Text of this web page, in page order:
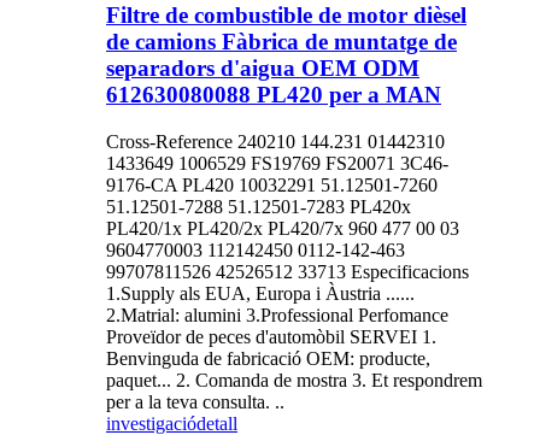
Filtre de combustible de motor dièsel
de camions Fàbrica de muntatge de
separadors d'aigua OEM ODM
612630080088 PL420 per a MAN
Cross-Reference 240210 144.231 01442310
1433649 1006529 FS19769 FS20071 3C46-
9176-CA PL420 10032291 51.12501-7260
51.12501-7288 51.12501-7283 PL420x
PL420/1x PL420/2x PL420/7x 960 477 00 03
9604770003 112142450 0112-142-463
99707811526 42526512 33713 Especificacions
1.Supply als EUA, Europa i Àustria ......
2.Matrial: alumini 3.Professional Perfomance
Proveïdor de peces d'automòbil SERVEI 1.
Benvinguda de fabricació OEM: producte,
paquet... 2. Comanda de mostra 3. Et respondrem
per a la teva consulta. ..
investigaciódetall